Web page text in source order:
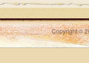
Copyright ©